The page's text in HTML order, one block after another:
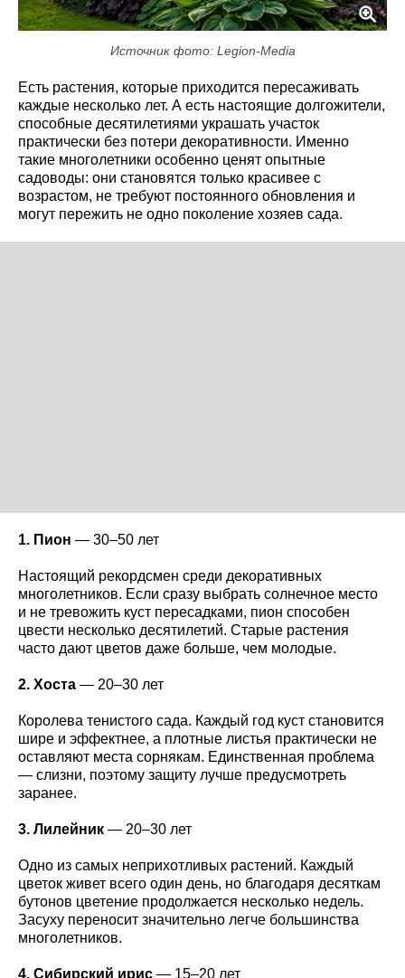
Источник фото: Legion-Media
Есть растения, которые приходится пересаживать
каждые несколько лет. А есть настоящие долгожители,
способные десятилетиями украшать участок
практически без потери декоративности. Именно
такие многолетники особенно ценят опытные
садоводы: они становятся только красивее с
возрастом, не требуют постоянного обновления и
могут пережить не одно поколение хозяев сада.
1. Пион — 30–50 лет
Настоящий рекордсмен среди декоративных
многолетников. Если сразу выбрать солнечное место
и не тревожить куст пересадками, пион способен
цвести несколько десятилетий. Старые растения
часто дают цветов даже больше, чем молодые.
2. Хоста — 20–30 лет
Королева тенистого сада. Каждый год куст становится
шире и эффектнее, а плотные листья практически не
оставляют места сорнякам. Единственная проблема
— слизни, поэтому защиту лучше предусмотреть
заранее.
3. Лилейник — 20–30 лет
Одно из самых неприхотливых растений. Каждый
цветок живет всего один день, но благодаря десяткам
бутонов цветение продолжается несколько недель.
Засуху переносит значительно легче большинства
многолетников.
4. Сибирский ирис — 15–20 лет